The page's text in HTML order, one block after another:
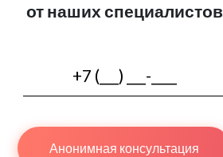
от наших специалистов
Анонимная консультация